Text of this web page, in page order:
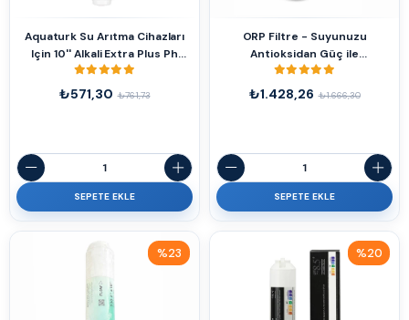
Aquaturk Su Arıtma Cihazları
Için 10'' Alkali Extra Plus Ph
Filtresi
₺571,30 ₺761,73
SEPETE EKLE
ORP Filtre - Suyunuzu
Antioksidan Güç ile
Zenginleştirin
₺1.428,26 ₺1.666,30
SEPETE EKLE
%23 %20